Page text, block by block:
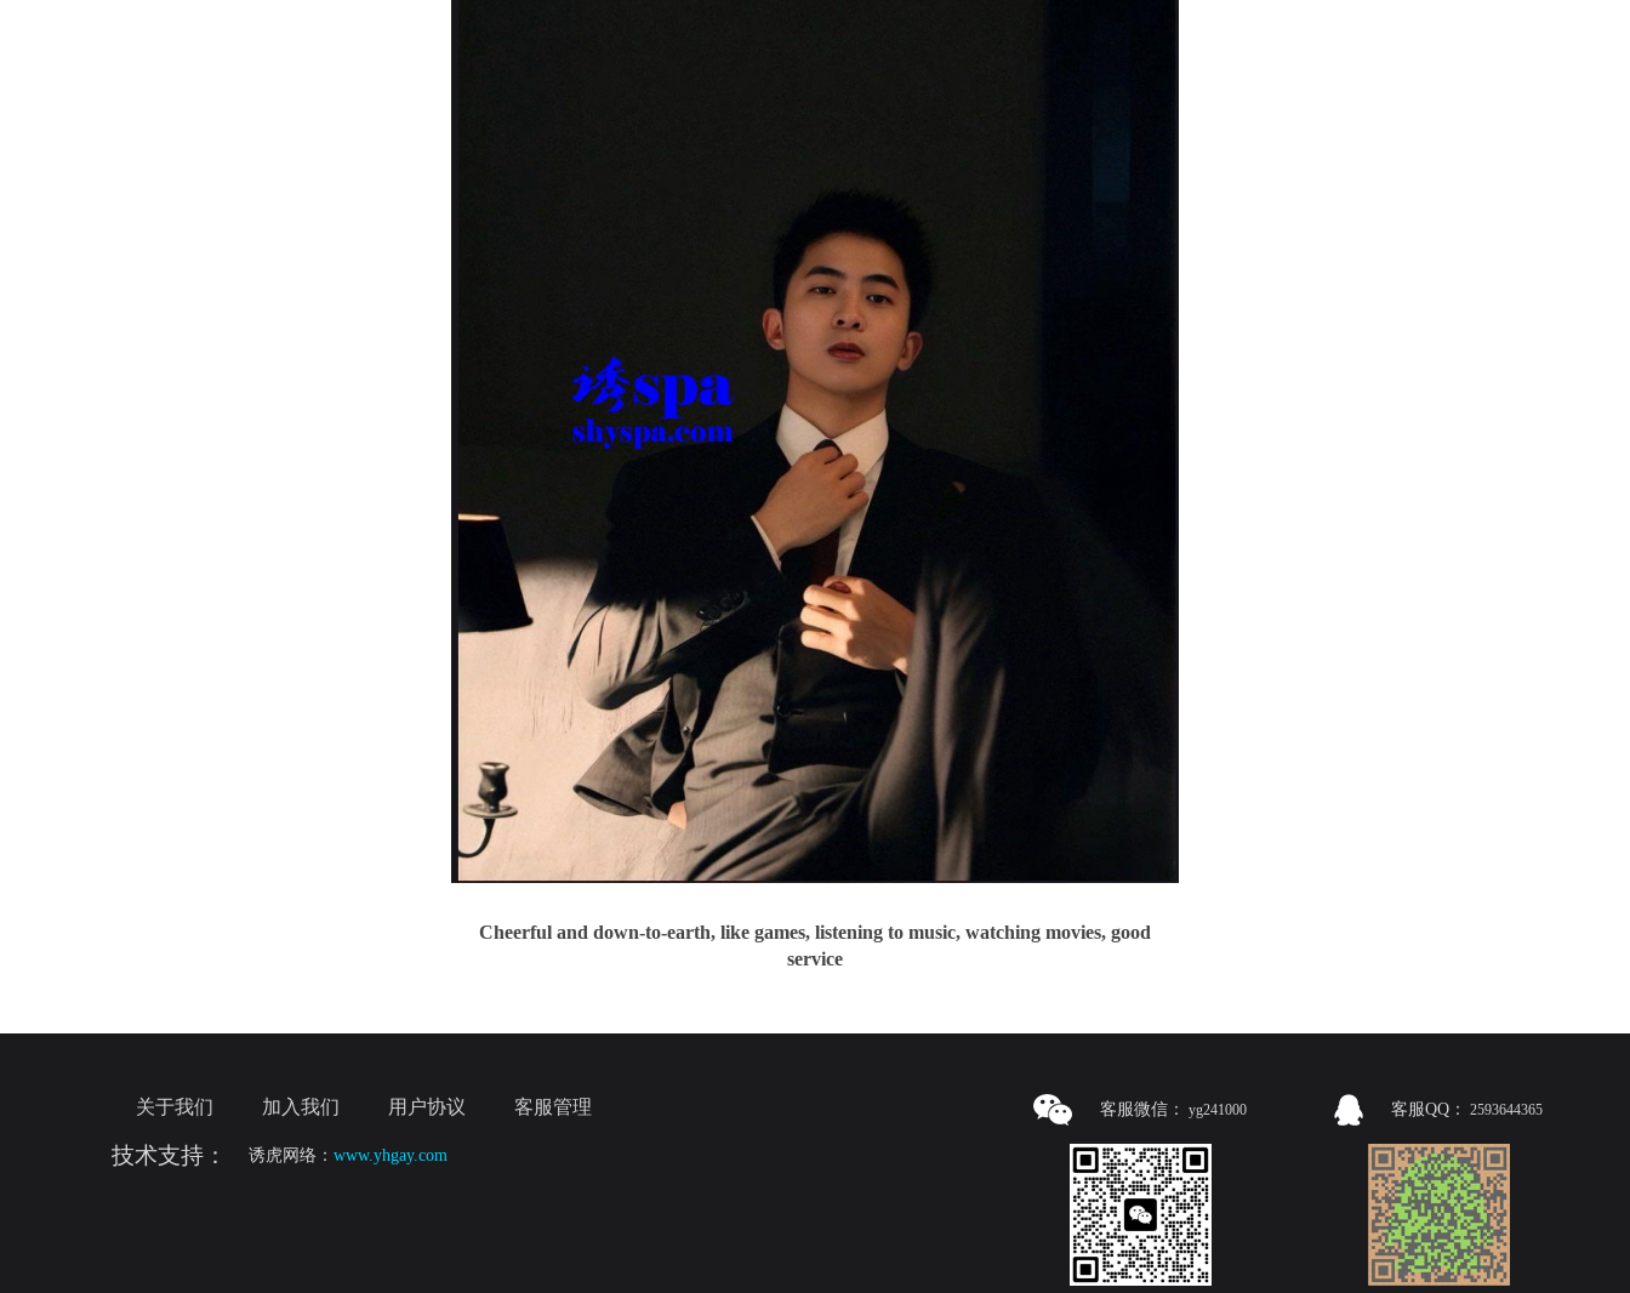
Cheerful and down-to-earth, like games, listening to music, watching movies, good
service
关于我们 加入我们 用户协议 客服管理
技术支持： 诱虎网络： www.yhgay.com
客服微信： yg241000 客服QQ： 2593644365